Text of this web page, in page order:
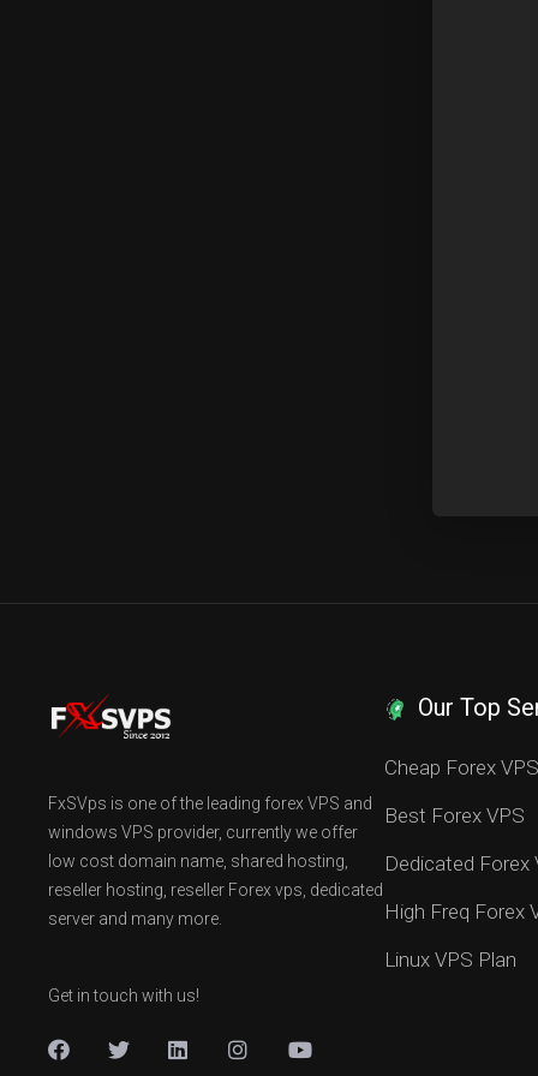
FxSVps is one of the leading forex VPS and
windows VPS provider, currently we offer
low cost domain name, shared hosting,
reseller hosting, reseller Forex vps, dedicated
server and many more.
Get in touch with us!
Our Top
Cheap Forex VPS
Best Forex VPS
Dedicated Forex
High Freq Forex
Linux VPS Plan